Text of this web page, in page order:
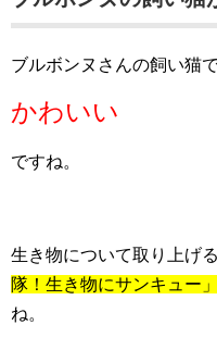
ブルボンヌさんの飼い猫
かわいい
ですね。
生き物について取り上げ
隊！生き物にサンキュー」
ね。